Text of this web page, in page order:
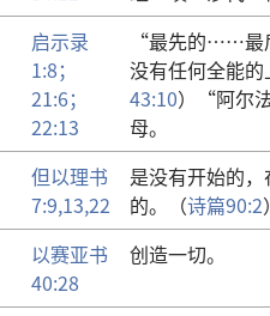
启示录
1:8；
21:6；
22:13
“最先的……
没有任何全能
43:10）“阿尔
母。
但以理书
7:9,13,22
是没有开始的
的。（诗篇90:2
以赛亚书
40:28
创造一切。